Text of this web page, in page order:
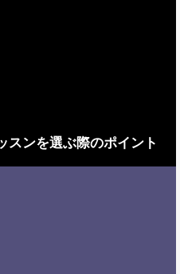
スンを選ぶ際のポイント